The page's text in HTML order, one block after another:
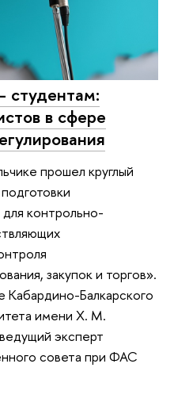
студентам:
в сфере
прошел круглый
контрольно-
закупок и торгов».
Балкарского
имени Х. М.
эксперт
совета при ФАС